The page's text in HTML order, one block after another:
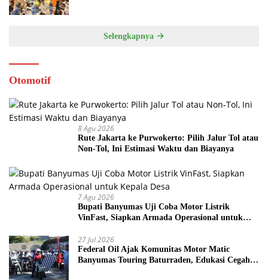
Selengkapnya
Otomotif
8 Agu 2026
Rute Jakarta ke Purwokerto: Pilih Jalur Tol atau
Non-Tol, Ini Estimasi Waktu dan Biayanya
7 Agu 2026
Bupati Banyumas Uji Coba Motor Listrik
VinFast, Siapkan Armada Operasional untuk
27 Jul 2026
Federal Oil Ajak Komunitas Motor Matic
Banyumas Touring Baturraden, Edukasi Cegah